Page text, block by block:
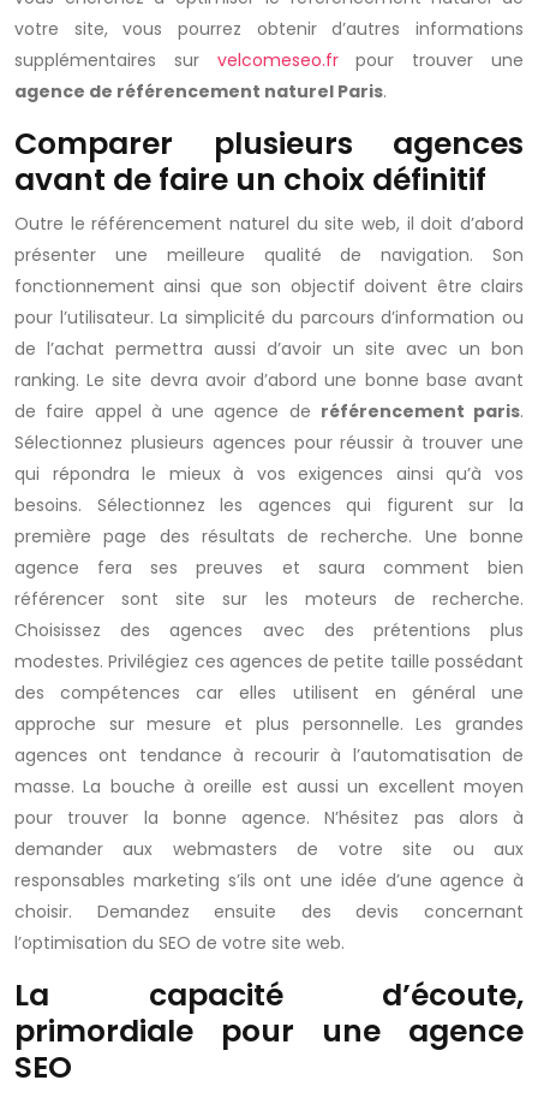
votre site, vous pourrez obtenir d’autres informations
supplémentaires sur velcomeseo.frpour trouver une
agence de référencement naturel Paris.
Comparer plusieurs agences
avant de faire un choix définitif
Outre le référencement naturel du site web, il doit d’abord
présenter une meilleure qualité de navigation. Son
fonctionnement ainsi que son objectif doivent être clairs
pour l’utilisateur. La simplicité du parcours d’information ou
de l’achat permettra aussi d’avoir un site avec un bon
ranking. Le site devra avoir d’abord une bonne base avant
de faire appel à une agence de référencement paris.
Sélectionnez plusieurs agences pour réussir à trouver une
qui répondra le mieux à vos exigences ainsi qu’à vos
besoins. Sélectionnez les agences qui figurent sur la
première page des résultats de recherche. Une bonne
agence fera ses preuves et saura comment bien
référencer sont site sur les moteurs de recherche.
Choisissez des agences avec des prétentions plus
modestes. Privilégiez ces agences de petite taille possédant
des compétences car elles utilisent en général une
approche sur mesure et plus personnelle. Les grandes
agences ont tendance à recourir à l’automatisation de
masse. La bouche à oreille est aussi un excellent moyen
pour trouver la bonne agence. N’hésitez pas alors à
demander aux webmasters de votre site ou aux
responsables marketing s’ils ont une idée d’une agence à
choisir. Demandez ensuite des devis concernant
l’optimisation du SEO de votre site web.
La capacité d’écoute,
primordiale pour une agence
SEO